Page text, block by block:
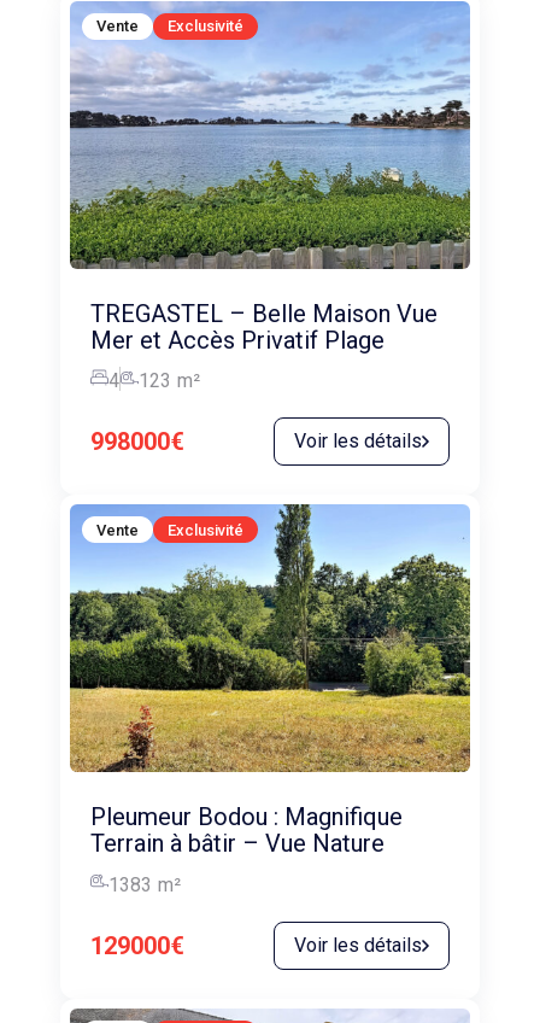
Vente Exclusivité
TREGASTEL – Belle Maison Vue
Mer et Accès Privatif Plage
4 123 m²
998000€ Voir les détails
Vente Exclusivité
Pleumeur Bodou : Magnifique
Terrain à bâtir – Vue Nature
1383 m²
129000€ Voir les détails